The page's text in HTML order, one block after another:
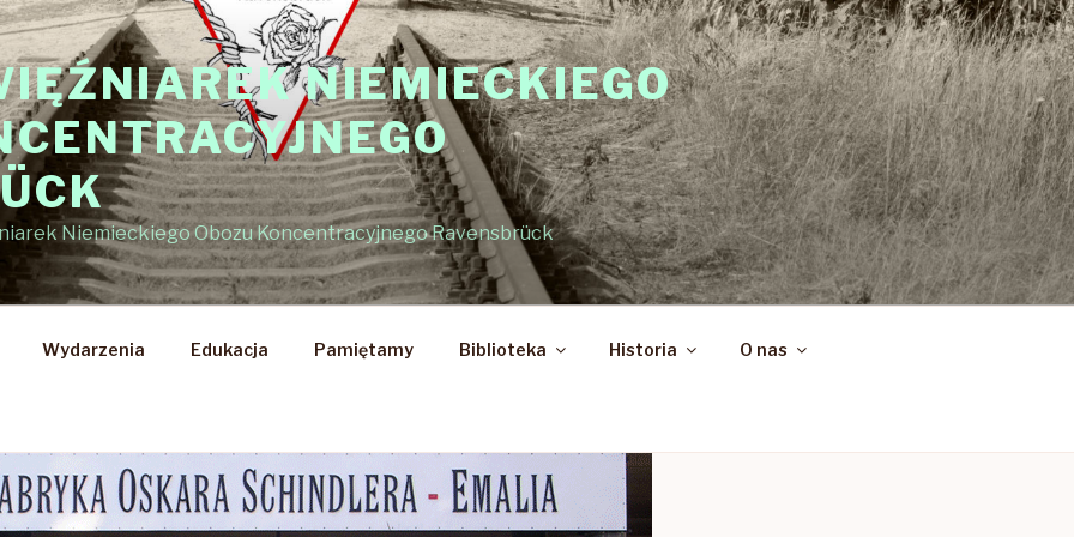
NIEMIECKIEGO
Niemieckiego Obozu Koncentracyjnego Ravensbrück
Wydarzenia Edukacja Pamiętamy Biblioteka Historia O nas